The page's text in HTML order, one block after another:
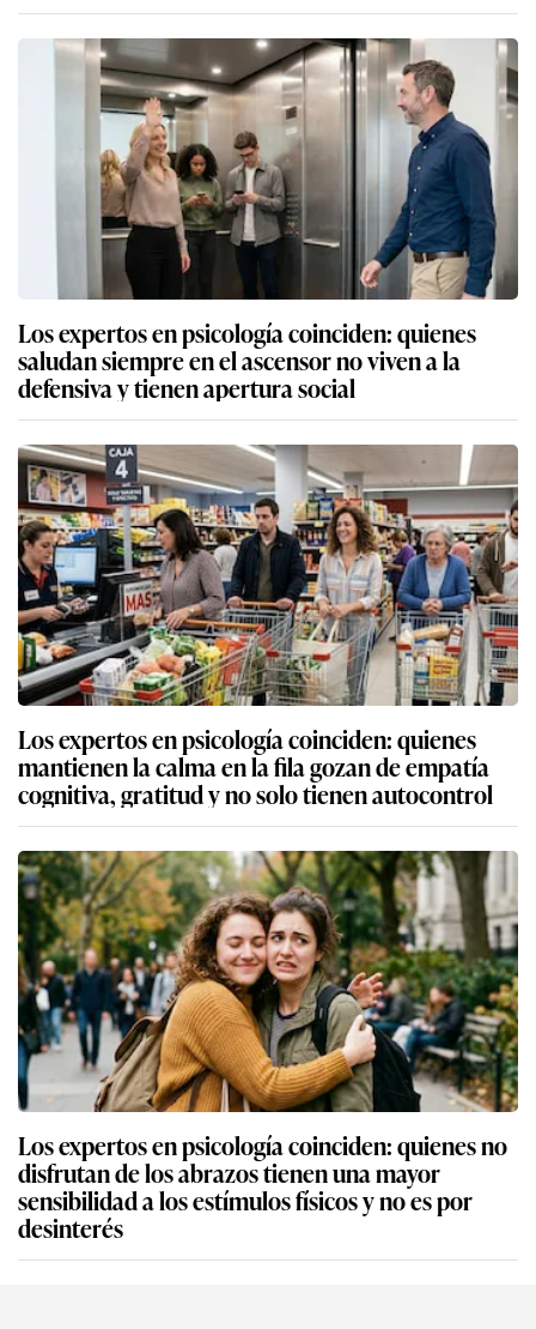
Los expertos en psicología coinciden: quienes
saludan siempre en el ascensor no viven a la
defensiva y tienen apertura social
Los expertos en psicología coinciden: quienes
mantienen la calma en la fila gozan de empatía
cognitiva, gratitud y no solo tienen autocontrol
Los expertos en psicología coinciden: quienes no
disfrutan de los abrazos tienen una mayor
sensibilidad a los estímulos físicos y no es por
desinterés